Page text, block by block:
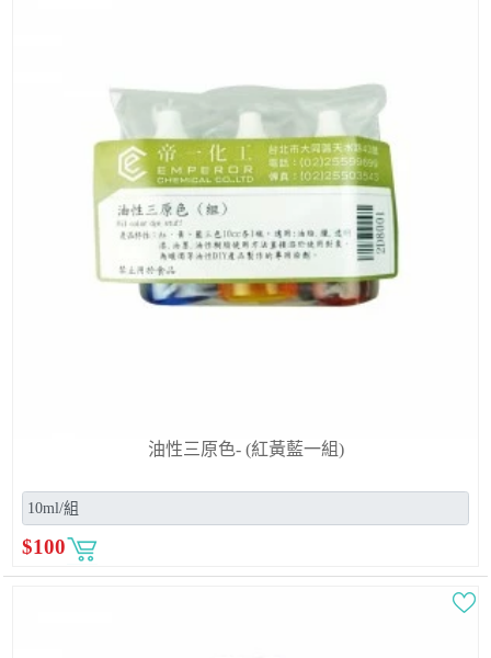
油性三原色- (紅黃藍一組)
$100